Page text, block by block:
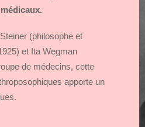
(philosophe et
et Ita Wegman
de médecins, cette
apporte un